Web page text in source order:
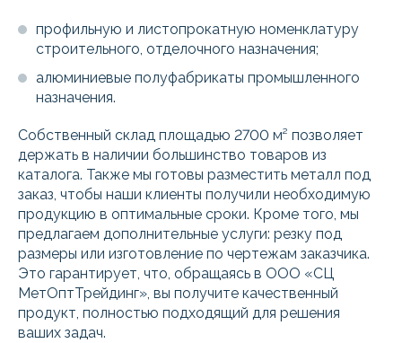
профильную и листопрокатную номенклатуру
строительного, отделочного назначения;
алюминиевые полуфабрикаты промышленного
назначения.
Собственный склад площадью 2700 м² позволяет
держать в наличии большинство товаров из
каталога. Также мы готовы разместить металл под
заказ, чтобы наши клиенты получили необходимую
продукцию в оптимальные сроки. Кроме того, мы
предлагаем дополнительные услуги: резку под
размеры или изготовление по чертежам заказчика.
Это гарантирует, что, обращаясь в ООО «СЦ
МетОптТрейдинг», вы получите качественный
продукт, полностью подходящий для решения
ваших задач.